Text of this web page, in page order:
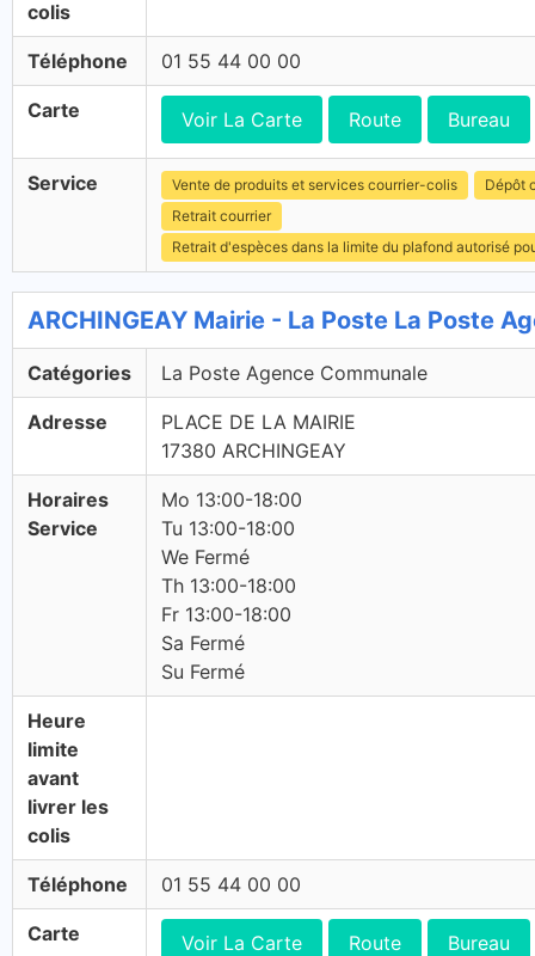
colis
Téléphone 01 55 44 00 00
Carte Voir La Carte Route Bureau
Service Vente de produits et services courrier-colis
Dépôt
Retrait courrier
Retrait d'espèces dans la limite du plafond autorisé
ARCHINGEAY Mairie - La Poste La Poste
Catégories La Poste Agence Communale
Adresse
PLACE DE LA MAIRIE
17380 ARCHINGEAY
Horaires
Service
Mo 13:00-18:00
Tu 13:00-18:00
We Fermé
Th 13:00-18:00
Fr 13:00-18:00
Sa Fermé
Su Fermé
Heure
limite
avant
livrer les
colis
Téléphone 01 55 44 00 00
Carte Voir La Carte Route Bureau